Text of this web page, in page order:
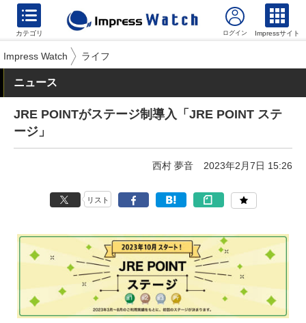
カテゴリ Impressサイト
Impress Watch ライフ
ニュース
JRE POINTがステージ制導入「JRE POINT ステ
ージ」
西村 夢音 2023年2月7日 15:26
リスト